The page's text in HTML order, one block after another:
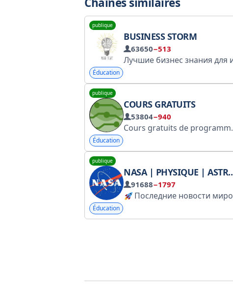
publique
BUSINESS STORM
63650−513
Éducation
publique
COURS GRATUITS
53804−940
Cours gratuits de programmation, design, bases de données, ingénierie et plus encore. Tous les cours listés ici sont disponibles légalement sur leurs plateformes respectives. Pour toute demande de publicité, veuillez contacter publicidad@facialix.com
Éducation
publique
NASA | PHYSIQUE | ASTRONOMIE
91688−1797
Последние новости мировой космонавтики, науки и технологий. Реклама @astrotims № 5111341703 ( Not official channel )
Éducation